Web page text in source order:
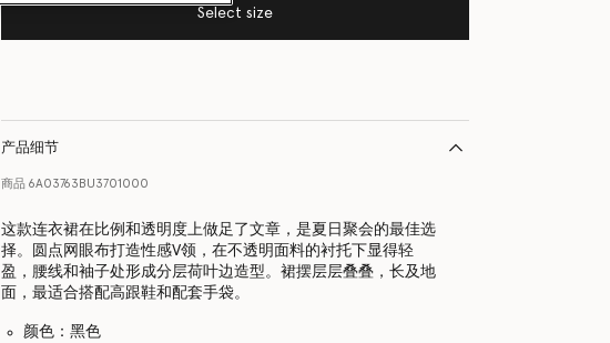
Select size
产品细节
商品 6A03763BU3701000
这款连衣裙在比例和透明度上做足了文章，是夏日聚会的最佳选
择。圆点网眼布打造性感V领，在不透明面料的衬托下显得轻
盈，腰线和袖子处形成分层荷叶边造型。裙摆层层叠叠，长及地
面，最适合搭配高跟鞋和配套手袋。
颜色：黑色